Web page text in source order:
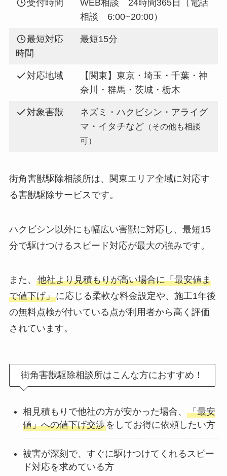
受付時間
WEB相談 24時間365日（電話
相談 6:00~20:00）
最短対応
時間
最短15分
対応地域
【関東】東京・埼玉・千葉・神
奈川・群馬・茨城・栃木
対象害獣
ネズミ・ハクビシン・アライグ
マ・イタチなど （その他も相談
可）
街角害獣駆除相談所は、関東エリア全域に対応す
る害獣駆除サービスです。
ハクビシン以外にも幅広い害獣に対応し、最短15
分で駆けつけるスピード対応が最大の強みです。
また、 他社より見積もりが高い場合に「最安値ま
で値下げ」に応じる柔軟な料金設定や、施工1年後
の無料点検が付いている点が利用者から高く評価
されています。
街角害獣駆除相談所はこんな方におすすめ！
相見積もりで他社の方が安かった場合、 「最安
値」への値下げ交渉をしてお得に依頼したい方
被害が深刻で、すぐに駆けつけてくれるスピー
ド対応を求めている方